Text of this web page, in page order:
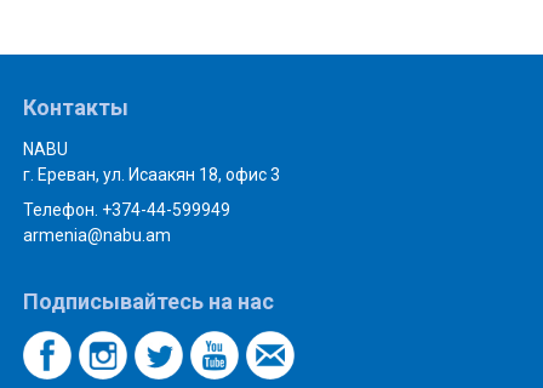
Контакты
NABU
г. Ереван, ул. Исаакян 18, офис 3
Телефон. +374-44-599949
armenia@nabu.am
Подписывайтесь на нас